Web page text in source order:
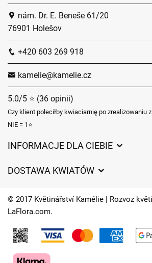
nám. Dr. E. Beneše 61/20
76901 Holešov
+420 603 269 918
kamelie@kamelie.cz
5.0/5 ⭐ (36 opinii)
Czy klient poleciłby kwiaciarnię po zrealizowaniu
NIE = 1⭐
INFORMACJE DLA CIEBIE
Czasy dostawy kwiatów – przegląd
DOSTAWA KWIATÓW
Gdzie dostarczamy kwiaty
Kontakt
© 2017 Květinářství Kamélie | Rozvoz
LaFlora.com.